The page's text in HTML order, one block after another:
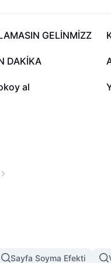
B GELİNMİZZ
BDAKİKA
al
Sayfa Soyma Efekti